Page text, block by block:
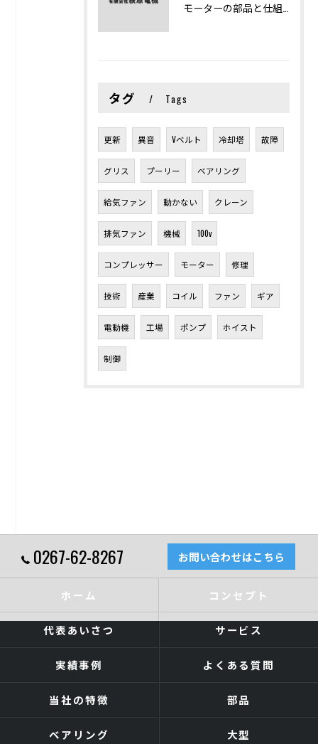
タグ Tags
更新 異音 Vベルト 冷却塔 故障
グリス プーリー ベアリング
給気ファン 動かない クレーン
排気ファン 機械 100v
コンプレッサー モーター 修理
技術 産業 コイル ファン ギア
電動機 工場 ポンプ ホイスト
制御
0267-62-8267 お問い合わせはこちら
ホーム コンセプト
代表あいさつ サービス
実績事例 よくある質問
当社の特徴 部品
ベアリング 大型